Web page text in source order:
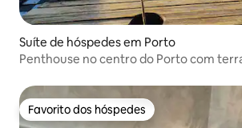
Suíte de hóspedes em Porto
Penthouse no centro do Porto com
Favorito dos hóspedes
Favorito dos hóspedes